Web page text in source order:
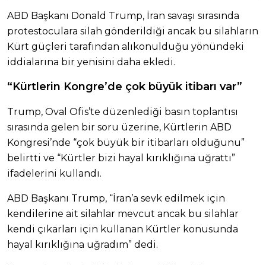
ABD Başkanı Donald Trump, İran savaşı sırasında
protestoculara silah gönderildiği ancak bu silahların
Kürt güçleri tarafından alıkonulduğu yönündeki
iddialarına bir yenisini daha ekledi.
“Kürtlerin Kongre’de çok büyük itibarı var”
Trump, Oval Ofis’te düzenlediği basın toplantısı
sırasında gelen bir soru üzerine, Kürtlerin ABD
Kongresi’nde “çok büyük bir itibarları olduğunu”
belirtti ve “Kürtler bizi hayal kırıklığına uğrattı”
ifadelerini kullandı.
ABD Başkanı Trump, “İran’a sevk edilmek için
kendilerine ait silahlar mevcut ancak bu silahlar
kendi çıkarları için kullanan Kürtler konusunda
hayal kırıklığına uğradım” dedi.